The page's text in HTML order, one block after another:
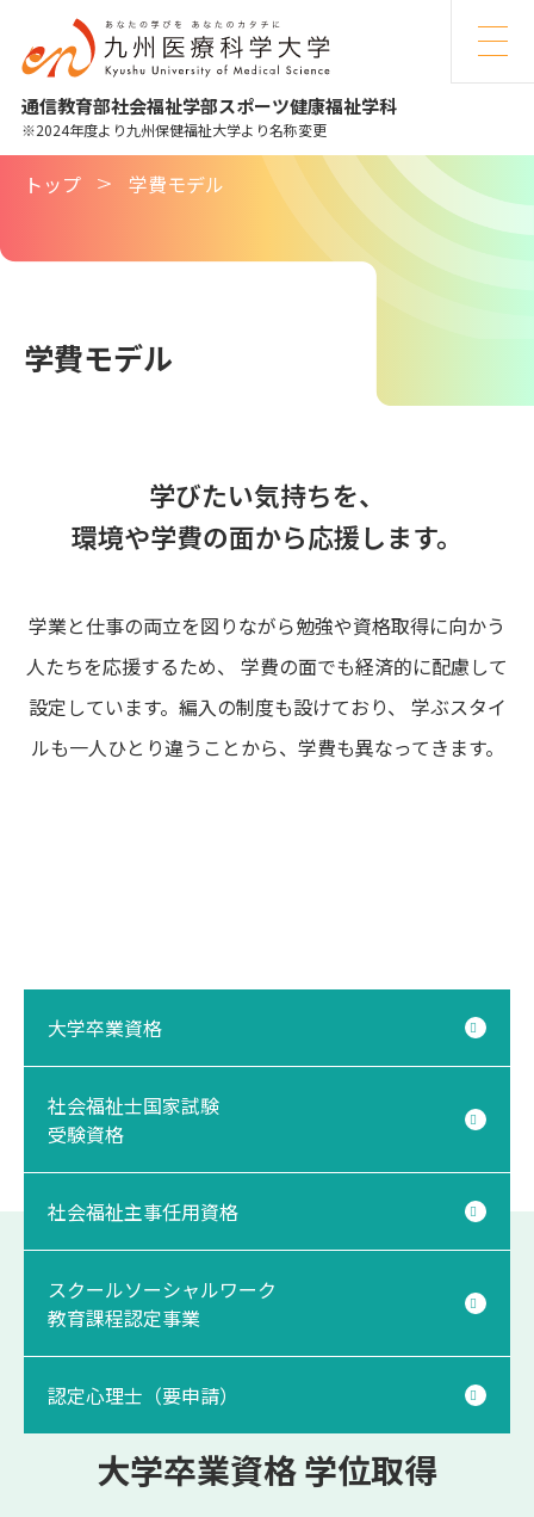
医
療
科
大
学
通信教育部社会福祉学部スポーツ健康福祉学科
2024年度より九州保健福祉大学より名称変更
トップ 学費モデル
学費モデル
学びたい気持ちを、
環境や学費の面から応援します。
学業と仕事の両立を図りながら勉強や資格取得に向かう
人たちを応援するため、 学費の面でも経済的に配慮して
設定しています。編入の制度も設けており、 学ぶスタイ
ルも一人ひとり違うことから、学費も異なってきます。
大学卒業資格
社会福祉士国家試験
受験資格
社会福祉主事任用資格
スクールソーシャルワーク
教育課程認定事業
認定心理士（要申請）
大学卒業資格 学位取得